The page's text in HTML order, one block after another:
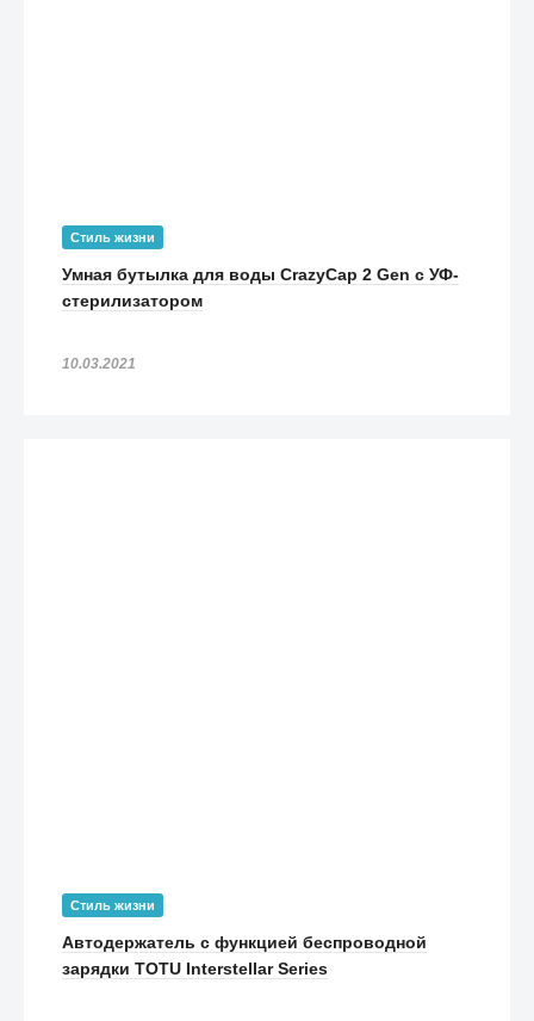
Стиль жизни
Умная бутылка для воды CrazyCap 2 Gen с УФ-
стерилизатором
10.03.2021
Стиль жизни
Автодержатель с функцией беспроводной
зарядки TOTU Interstellar Series